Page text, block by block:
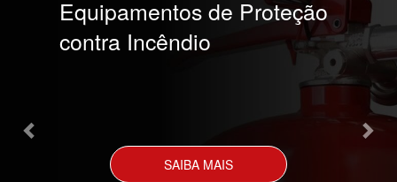
Equipamentos de Proteção
contra Incêndio
SAIBA MAIS